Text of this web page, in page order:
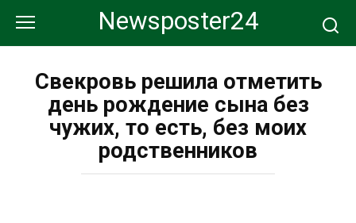
контенту
Newsposter24
Свекровь решила отметить
день рождение сына без
чужих, то есть, без моих
родственников